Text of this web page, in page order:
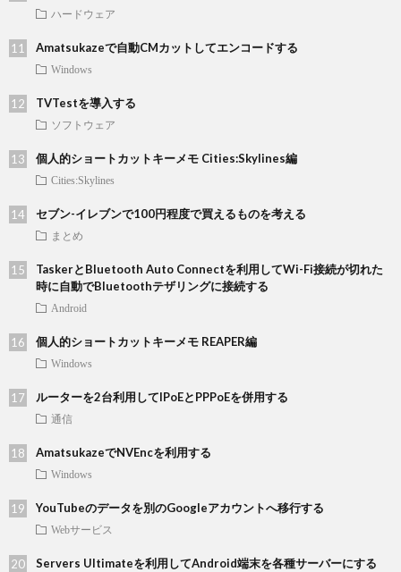
ハードウェア
Amatsukazeで自動CMカットしてエンコードする
Windows
TVTestを導入する
ソフトウェア
個人的ショートカットキーメモ Cities:Skylines編
Cities:Skylines
セブン-イレブンで100円程度で買えるものを考える
まとめ
TaskerとBluetooth Auto Connectを利用してWi-Fi接続が切れた
時に自動でBluetoothテザリングに接続する
Android
個人的ショートカットキーメモ REAPER編
Windows
ルーターを2台利用してIPoEとPPPoEを併用する
通信
AmatsukazeでNVEncを利用する
Windows
YouTubeのデータを別のGoogleアカウントへ移行する
Webサービス
Servers Ultimateを利用してAndroid端末を各種サーバーにする